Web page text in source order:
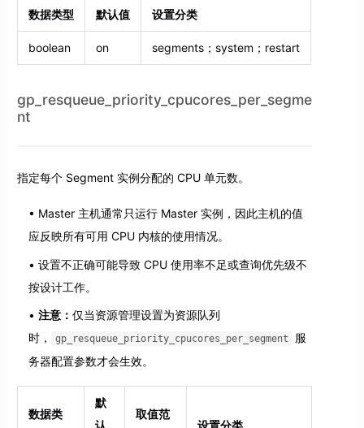
数据类型 默认值 设置分类
boolean on segments；system；restart
gp_resqueue_priority_cpucores_per_segme
nt
指定每个 Segment 实例分配的 CPU 单元数。
Master 主机通常只运行 Master 实例，因此主机的值
应反映所有可用 CPU 内核的使用情况。
设置不正确可能导致 CPU 使用率不足或查询优先级不
按设计工作。
注意： 仅当资源管理设置为资源队列
时，
gp_resqueue_priority_cpucores_per_segment
服
务器配置参数才会生效。
数据类
默
认
取值范
设置分类